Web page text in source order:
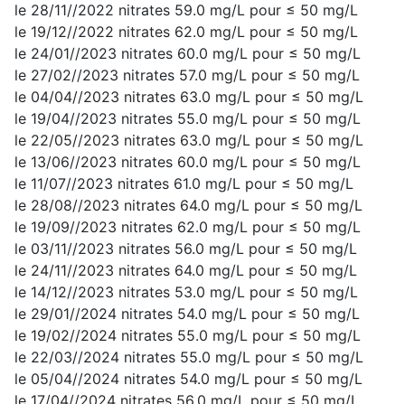
le 28/11//2022 nitrates 59.0 mg/L pour ≤ 50 mg/L
le 19/12//2022 nitrates 62.0 mg/L pour ≤ 50 mg/L
le 24/01//2023 nitrates 60.0 mg/L pour ≤ 50 mg/L
le 27/02//2023 nitrates 57.0 mg/L pour ≤ 50 mg/L
le 04/04//2023 nitrates 63.0 mg/L pour ≤ 50 mg/L
le 19/04//2023 nitrates 55.0 mg/L pour ≤ 50 mg/L
le 22/05//2023 nitrates 63.0 mg/L pour ≤ 50 mg/L
le 13/06//2023 nitrates 60.0 mg/L pour ≤ 50 mg/L
le 11/07//2023 nitrates 61.0 mg/L pour ≤ 50 mg/L
le 28/08//2023 nitrates 64.0 mg/L pour ≤ 50 mg/L
le 19/09//2023 nitrates 62.0 mg/L pour ≤ 50 mg/L
le 03/11//2023 nitrates 56.0 mg/L pour ≤ 50 mg/L
le 24/11//2023 nitrates 64.0 mg/L pour ≤ 50 mg/L
le 14/12//2023 nitrates 53.0 mg/L pour ≤ 50 mg/L
le 29/01//2024 nitrates 54.0 mg/L pour ≤ 50 mg/L
le 19/02//2024 nitrates 55.0 mg/L pour ≤ 50 mg/L
le 22/03//2024 nitrates 55.0 mg/L pour ≤ 50 mg/L
le 05/04//2024 nitrates 54.0 mg/L pour ≤ 50 mg/L